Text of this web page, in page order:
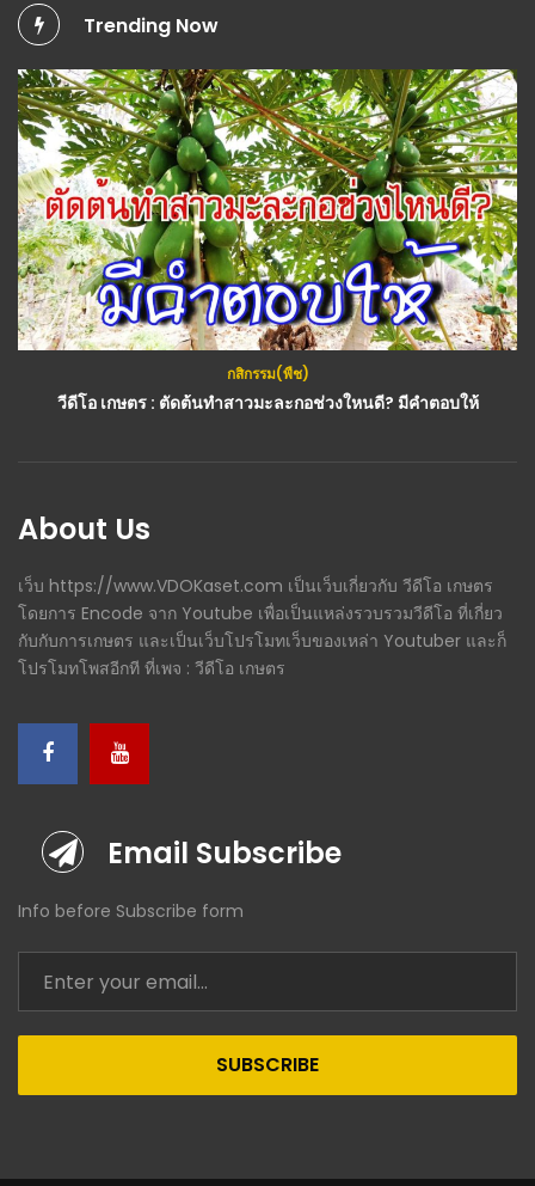
Trending Now
กสิกรรม(พืช)
วีดีโอ เกษตร : ตัดต้นทำสาวมะละกอช่วงใหนดี? มีคำตอบให้
About Us
เว็บ https://www.VDOKaset.com เป็นเว็บเกี่ยวกับ วีดีโอ เกษตร
โดยการ Encode จาก Youtube เพื่อเป็นแหล่งรวบรวมวีดีโอ ที่เกี่ยว
กับกับการเกษตร และเป็นเว็บโปรโมทเว็บของเหล่า Youtuber และก็
โปรโมทโพสอีกที ที่เพจ : วีดีโอ เกษตร
Email Subscribe
Info before Subscribe form
SUBSCRIBE